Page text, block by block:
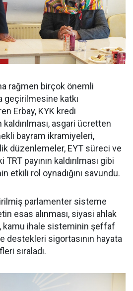
rağmen birçok önemli
geçirilmesine katkı
Erbay, KYK kredi
asgari ücretten
bayram ikramiyeleri,
düzenlemeler, EYT süreci ve
payının kaldırılması gibi
etkili rol oynadığını savundu.
parlamenter sisteme
esas alınması, siyasi ahlak
kamu ihale sisteminin şeffaf
destekleri sigortasının hayata
sıraladı.